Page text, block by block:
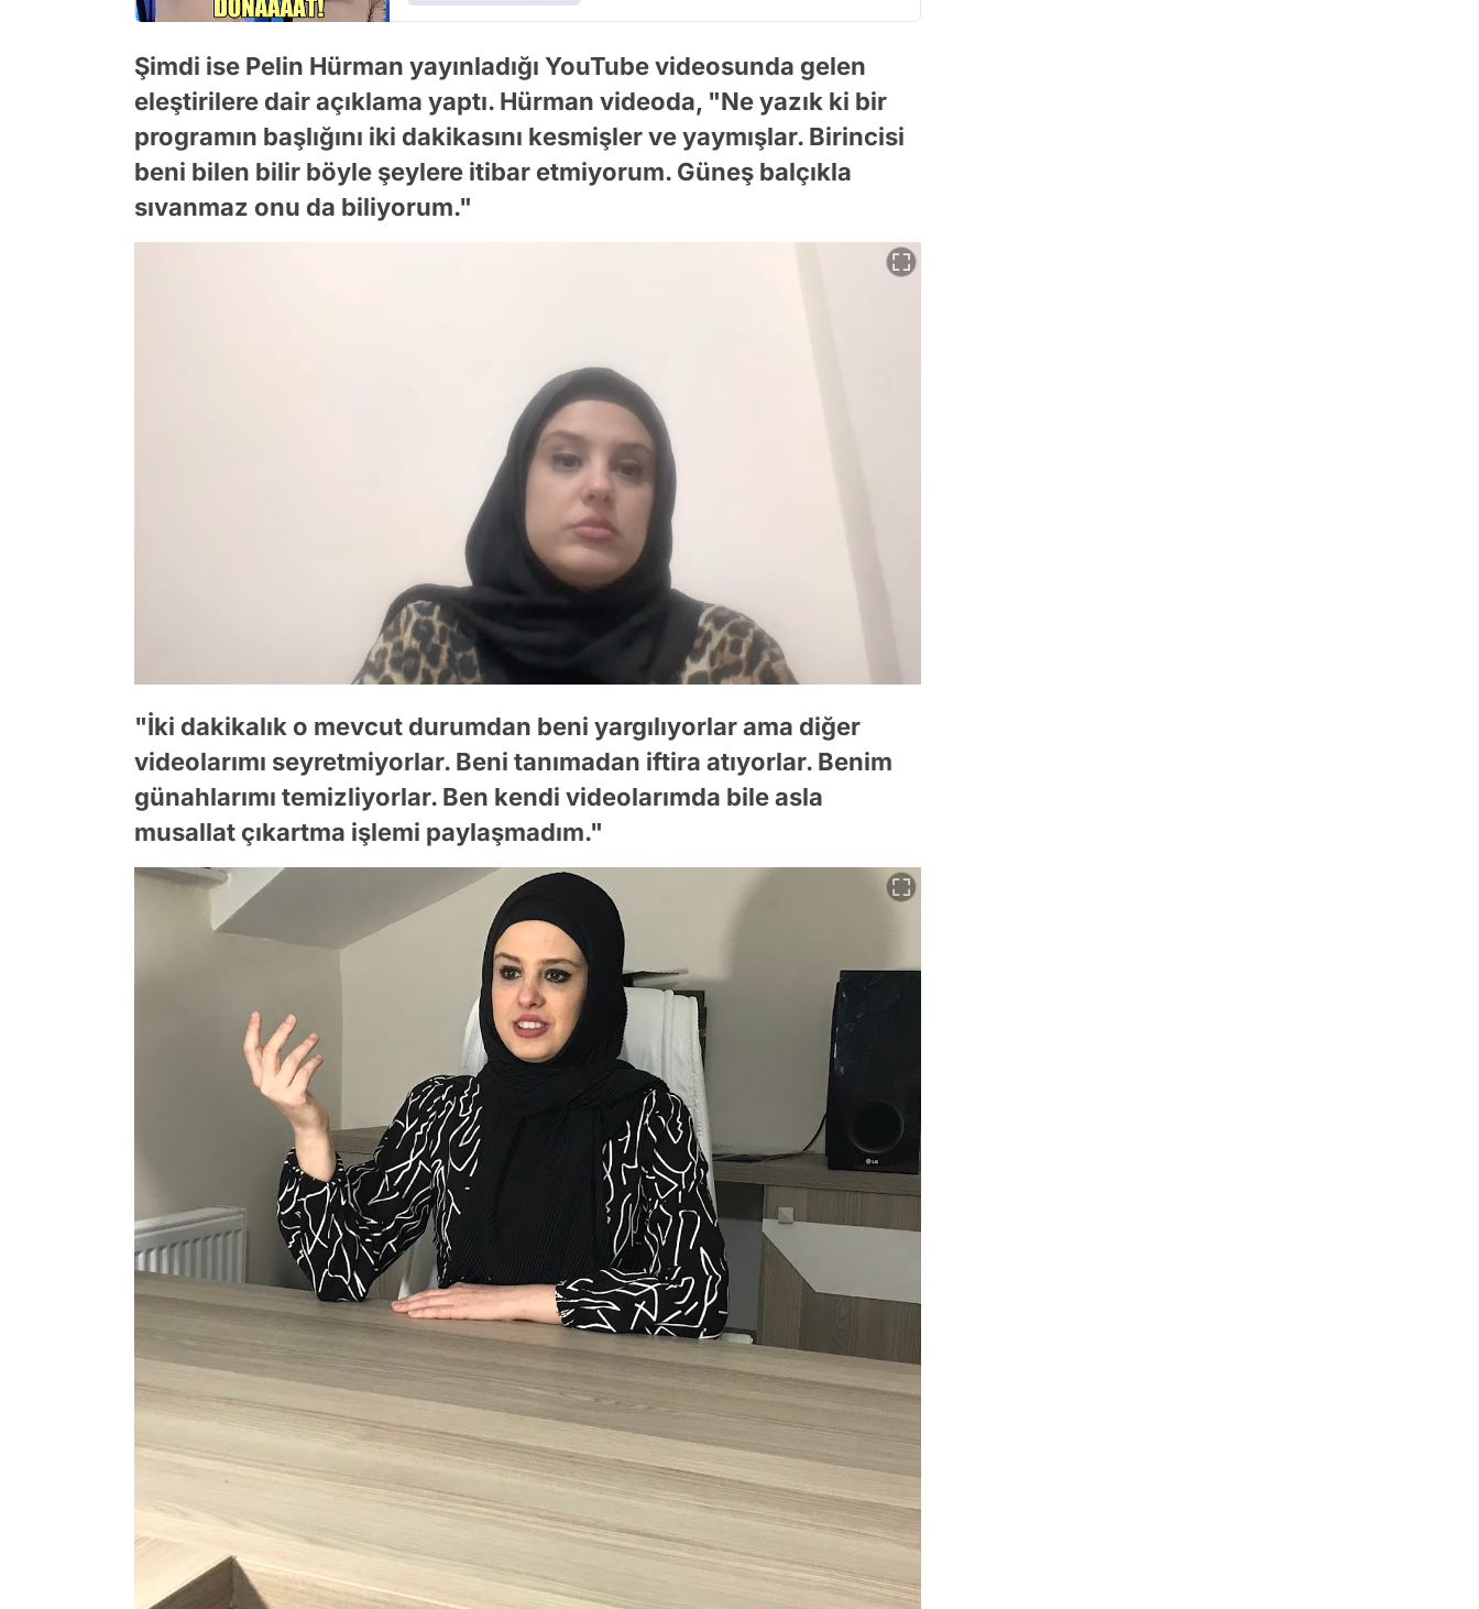
Şimdi ise Pelin Hürman yayınladığı YouTube videosunda gelen
eleştirilere dair açıklama yaptı. Hürman videoda, "Ne yazık ki bir
programın başlığını iki dakikasını kesmişler ve yaymışlar. Birincisi
beni bilen bilir böyle şeylere itibar etmiyorum. Güneş balçıkla
sıvanmaz onu da biliyorum."
"İki dakikalık o mevcut durumdan beni yargılıyorlar ama diğer
videolarımı seyretmiyorlar. Beni tanımadan iftira atıyorlar. Benim
günahlarımı temizliyorlar. Ben kendi videolarımda bile asla
musallat çıkartma işlemi paylaşmadım."